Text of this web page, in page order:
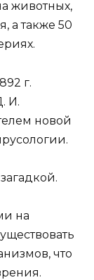
животных,
а также 50
г.
И.
новой
на
что